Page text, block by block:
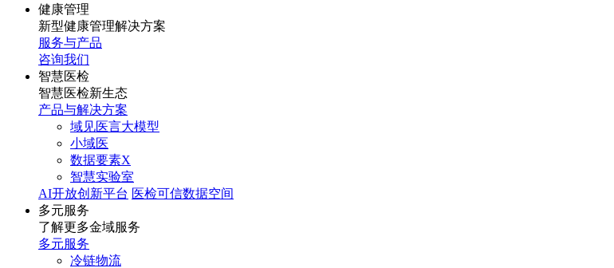
健康管理
新型健康管理解决方案
服务与产品
咨询我们
智慧医检
智慧医检新生态
产品与解决方案
域见医言大模型
小域医
数据要素X
智慧实验室
AI开放创新平台 医检可信数据空间
多元服务
了解更多金域服务
多元服务
冷链物流